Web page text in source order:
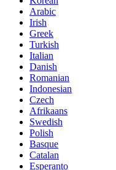
Arabic
Irish
Greek
Turkish
Italian
Danish
Romanian
Indonesian
Czech
Afrikaans
Swedish
Polish
Basque
Catalan
Esperanto